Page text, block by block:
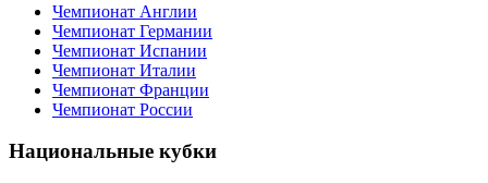
Чемпионат Англии
Чемпионат Германии
Чемпионат Испании
Чемпионат Италии
Чемпионат Франции
Чемпионат России
Национальные кубки